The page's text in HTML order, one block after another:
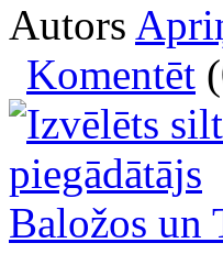
Autors
Komentēt